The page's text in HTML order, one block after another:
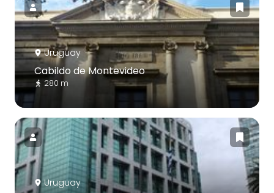
Uruguay
Cabildo de Montevideo
280 m
Uruguay